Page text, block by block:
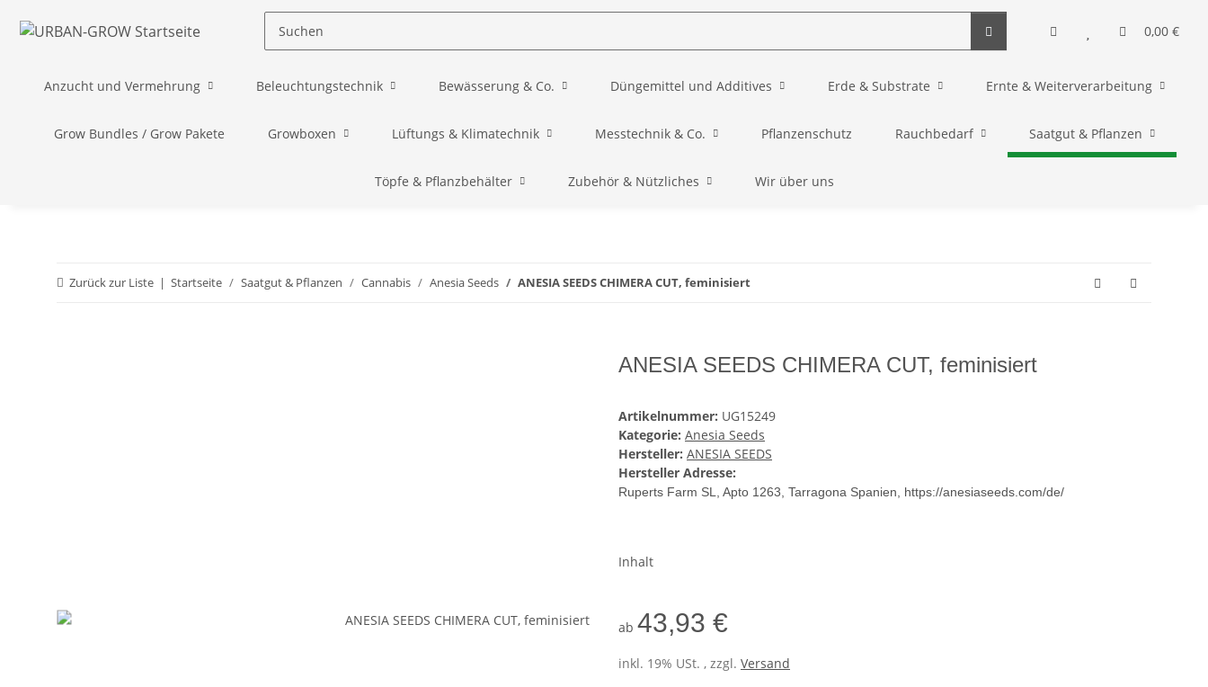
0,00 €
Anzucht und Vermehrung Beleuchtungstechnik Bewässerung & Co. Düngemittel und Additives Erde & Substrate Ernte & Weiterverarbeitung
Grow Bundles / Grow Pakete Growboxen Lüftungs & Klimatechnik Messtechnik & Co. Pflanzenschutz Rauchbedarf Saatgut & Pflanzen
Töpfe & Pflanzbehälter Zubehör & Nützliches Wir über uns
Zurück zur Liste Startseite Saatgut & Pflanzen Cannabis Anesia Seeds ANESIA SEEDS CHIMERA CUT, feminisiert
ANESIA SEEDS CHIMERA CUT, feminisiert
Artikelnummer: UG15249
Kategorie: Anesia Seeds
Hersteller: ANESIA SEEDS
Hersteller Adresse:
Ruperts Farm SL, Apto 1263, Tarragona Spanien, https://anesiaseeds.com/de/
Inhalt
ab 43,93 €
inkl. 19% USt. , zzgl. Versand